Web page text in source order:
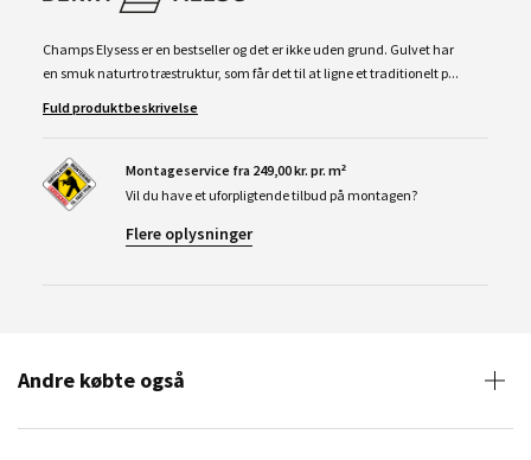
Champs Elysess er en bestseller og det er ikke uden grund. Gulvet har
en smuk naturtro træstruktur, som får det til at ligne et traditionelt p...
Fuld produktbeskrivelse
Montageservice fra 249,00 kr. pr. m²
Vil du have et uforpligtende tilbud på montagen?
Flere oplysninger
Andre købte også